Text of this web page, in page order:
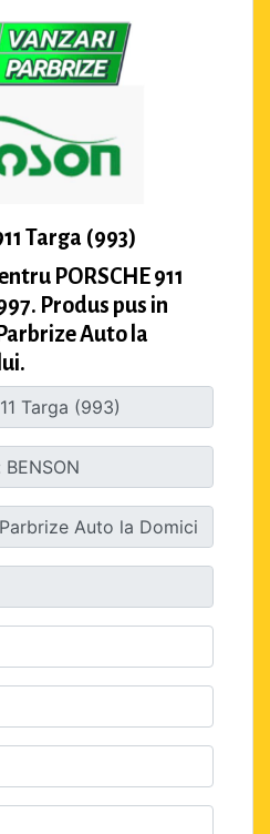
Targa (993)
PORSCHE 911
Produs pus in
Auto la